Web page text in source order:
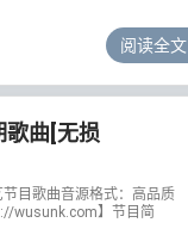
阅读全文
歌曲[无损
目歌曲音源格式：高品质
wusunk.com】节目简